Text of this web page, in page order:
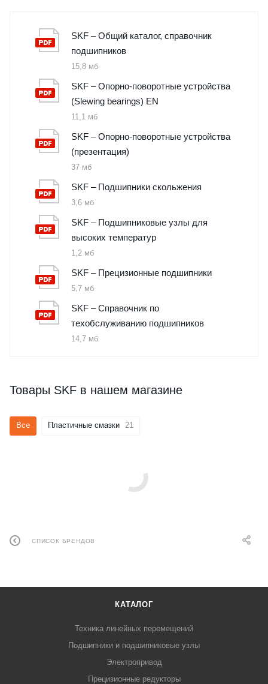
SKF – Общий каталог, справочник
подшипников
15,8 мб
SKF – Опорно-поворотные устройства
(Slewing bearings) EN
11,1 мб
SKF – Опорно-поворотные устройства
(презентация)
37 мб
SKF – Подшипники скольжения
3,6 мб
SKF – Подшипниковые узлы для
высоких температур
1,2 мб
SKF – Прецизионные подшипники
5,7 мб
SKF – Справочник по
техобслуживанию подшипников
14,7 мб
Товары SKF в нашем магазине
Все Пластичные смазки 21
СПИСОК БРЕНДОВ
КАТАЛОГ
Техника линейных перемещений
Подшипники и подшипниковые узлы
Электропривод
Прецизионные редукторы